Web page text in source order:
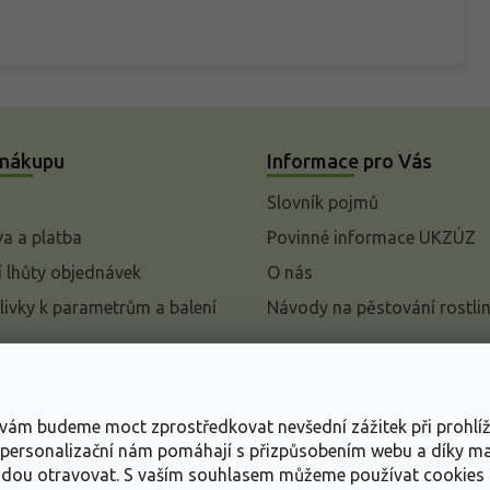
budeme moct zprostředkovat nevšední zážitek při
nám pomáhají s přizpůsobením webu a díky
otravovat. S vaším souhlasem můžeme používat
a platba
lhůty objednávek
k parametrům a balení
o ochraně osobních
Informace pro Vás
Slovník pojmů
Povinné informace UKZÚZ
O nás
Návody na pěstování rostlin